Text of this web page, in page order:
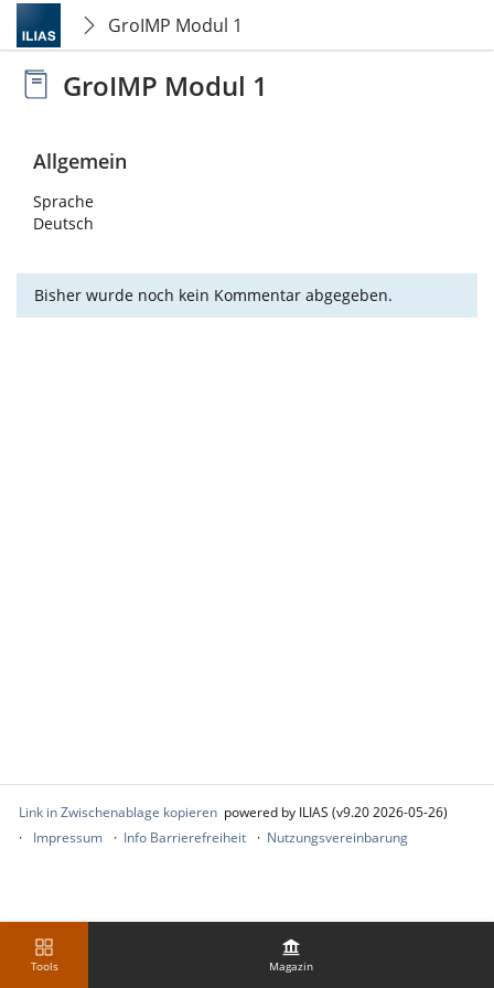
GroIMP Modul 1
Tools Magazin
GroIMP Modul 1
Allgemein
Sprache
Deutsch
Bisher wurde noch kein Kommentar abgegeben.
Link in Zwischenablage kopieren powered by ILIAS (v9.20 2026-05-26)
Impressum
Info Barrierefreiheit Nutzungsvereinbarung